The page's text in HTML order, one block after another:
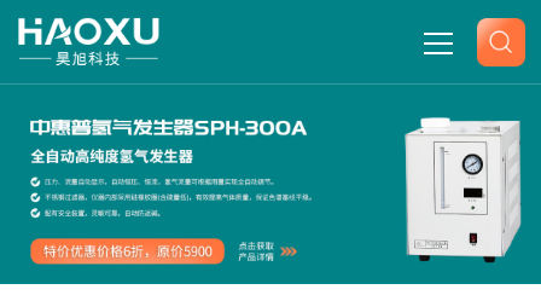
网站首页
关于我们
产品中心